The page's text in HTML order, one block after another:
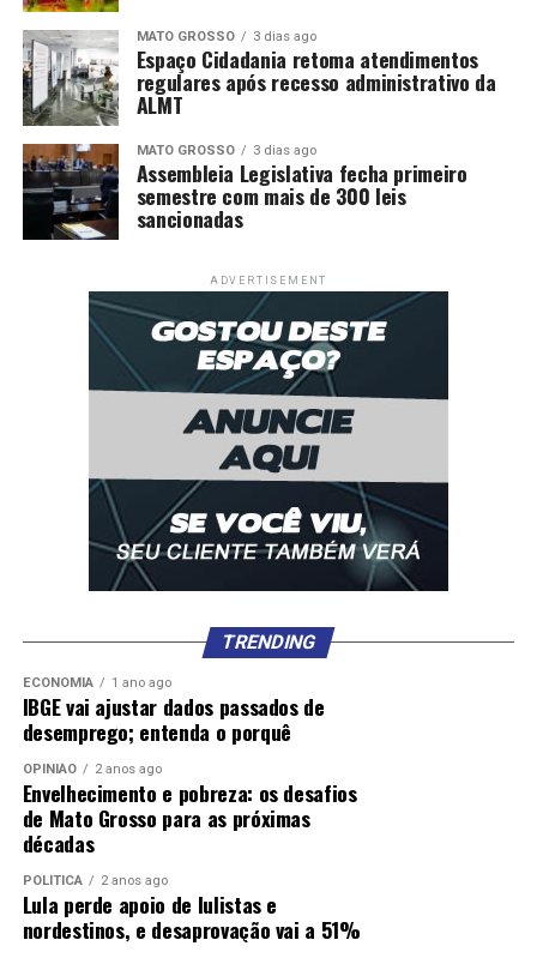
MATO GROSSO 3 dias ago
Espaço Cidadania retoma atendimentos
regulares após recesso administrativo da
ALMT
MATO GROSSO 3 dias ago
Assembleia Legislativa fecha primeiro
semestre com mais de 300 leis
sancionadas
ADVERTISEMENT
TRENDING
ECONOMIA 1 ano ago
IBGE vai ajustar dados passados de
desemprego; entenda o porquê
OPINIÃO 2 anos ago
Envelhecimento e pobreza: os desafios
de Mato Grosso para as próximas
décadas
POLÍTICA 2 anos ago
Lula perde apoio de lulistas e
nordestinos, e desaprovação vai a 51%